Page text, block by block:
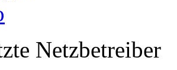
Netzbetreiber